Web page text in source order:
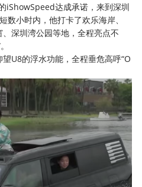
iShowSpeed达成承诺，来到深圳
数小时内，他打卡了欢乐海岸、
深圳湾公园等地，全程亮点不
U8的浮水功能，全程垂危高呼“O